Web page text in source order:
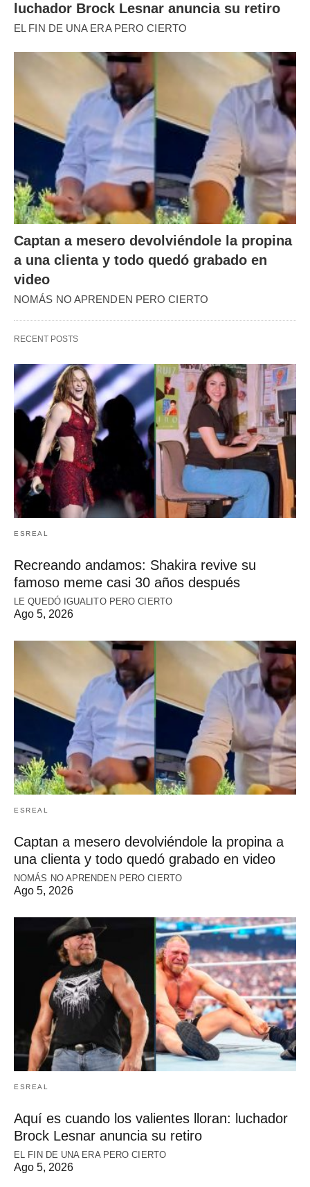
luchador Brock Lesnar anuncia su retiro
EL FIN DE UNA ERA PERO CIERTO
Captan a mesero devolviéndole la propina
a una clienta y todo quedó grabado en
video
NOMÁS NO APRENDEN PERO CIERTO
RECENT POSTS
ESREAL
Recreando andamos: Shakira revive su
famoso meme casi 30 años después
LE QUEDÓ IGUALITO PERO CIERTO
Ago 5, 2026
ESREAL
Captan a mesero devolviéndole la propina a
una clienta y todo quedó grabado en video
NOMÁS NO APRENDEN PERO CIERTO
Ago 5, 2026
ESREAL
Aquí es cuando los valientes lloran: luchador
Brock Lesnar anuncia su retiro
EL FIN DE UNA ERA PERO CIERTO
Ago 5, 2026